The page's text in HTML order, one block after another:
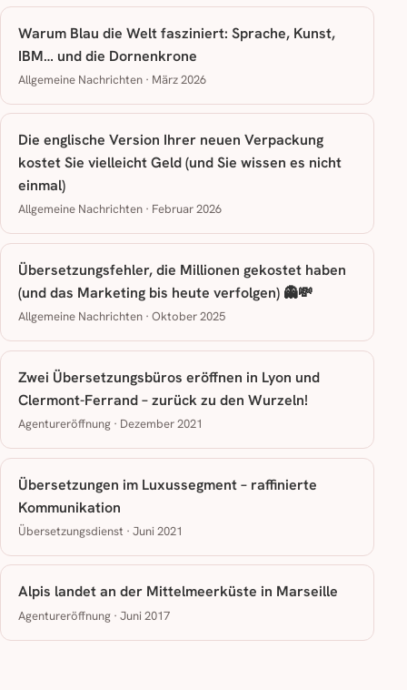
Warum Blau die Welt fasziniert: Sprache, Kunst,
IBM… und die Dornenkrone
Allgemeine Nachrichten · März 2026
Die englische Version Ihrer neuen Verpackung
kostet Sie vielleicht Geld (und Sie wissen es nicht
einmal)
Allgemeine Nachrichten · Februar 2026
Übersetzungsfehler, die Millionen gekostet haben
(und das Marketing bis heute verfolgen) 👻💸
Allgemeine Nachrichten · Oktober 2025
Zwei Übersetzungsbüros eröffnen in Lyon und
Clermont-Ferrand – zurück zu den Wurzeln!
Agentureröffnung · Dezember 2021
Übersetzungen im Luxussegment – raffinierte
Kommunikation
Übersetzungsdienst · Juni 2021
Alpis landet an der Mittelmeerküste in Marseille
Agentureröffnung · Juni 2017